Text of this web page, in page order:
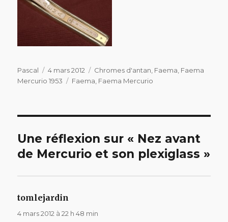
Auteur
Pascal
Publié
le
4 mars 2012 Catégories
Chromes d'antan Faema Faema
Mercurio 1953
Étiquettes
Faema Faema Mercurio
Une réflexion sur « Nez avant
de Mercurio et son plexiglass »
tomlejardin
4 mars 2012 à 22 h 48 min